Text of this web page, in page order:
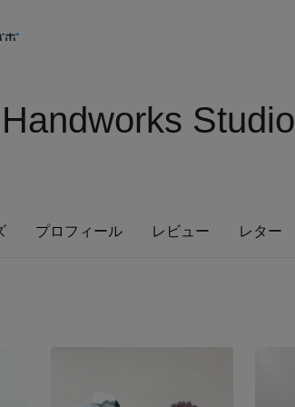
Studio
プロフィール レビュー レター